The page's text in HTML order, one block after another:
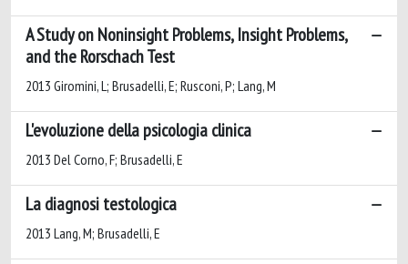
A Study on Noninsight Problems, Insight Problems,
and the Rorschach Test
2013 Giromini, L; Brusadelli, E; Rusconi, P; Lang, M
L'evoluzione della psicologia clinica
2013 Del Corno, F; Brusadelli, E
La diagnosi testologica
2013 Lang, M; Brusadelli, E